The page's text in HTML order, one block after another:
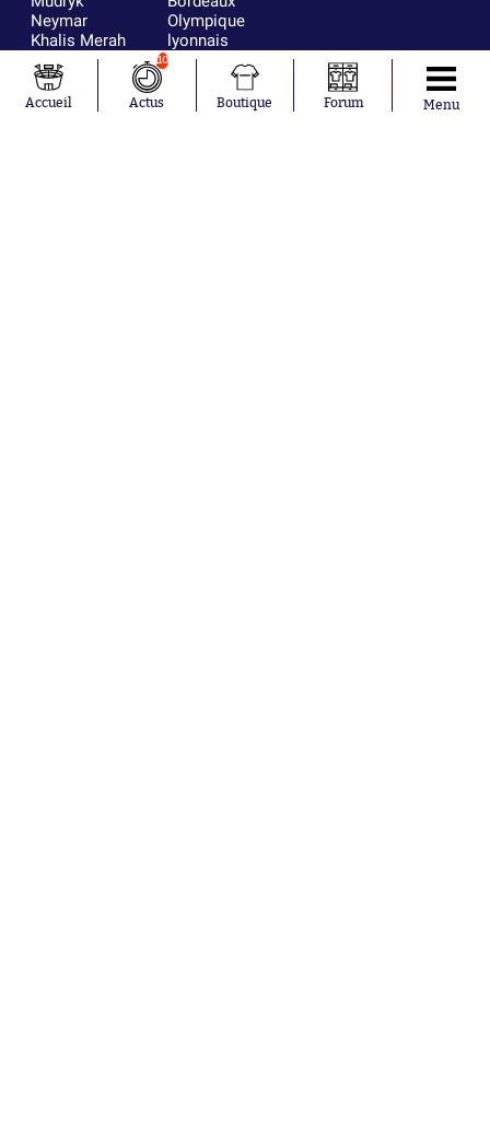
Neymar
Khalis Merah
Loïs Openda
Moussa
Niakhaté
Olympique
lyonnais
FIFA
Real Madrid
RC Strasbourg
Accueil
10
Actus Boutique Forum Menu